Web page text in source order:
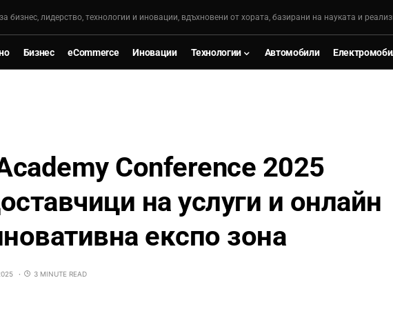
бизнес, лидерство, технологии и иновации, вдъхновени от хората, базирани на науката и
Бизнес eCommerce Иновации Технологии Автомобили
Conference 2025
на услуги и онлайн
експо зона
3 MINUTE READ